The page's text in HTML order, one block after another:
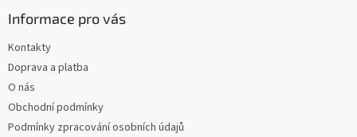
Informace pro vás
Kontakty
Doprava a platba
O nás
Obchodní podmínky
Podmínky zpracování osobních údajů